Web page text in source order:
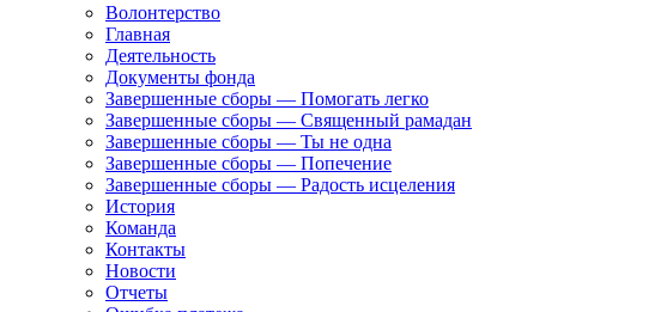
Волонтерство
Главная
Деятельность
Документы фонда
Завершенные сборы — Помогать легко
Завершенные сборы — Священный рамадан
Завершенные сборы — Ты не одна
Завершенные сборы — Попечение
Завершенные сборы — Радость исцеления
История
Команда
Контакты
Новости
Отчеты